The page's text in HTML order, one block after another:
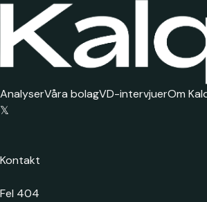
AnalyserVåra bolagVD-intervjuerOm
𝕏
Kontakt
Fel 404